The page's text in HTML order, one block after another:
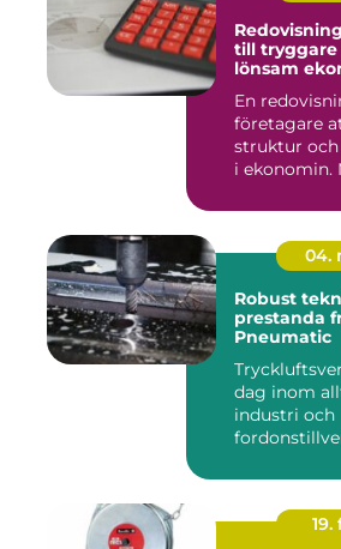
till tryggare
lönsam
En
företagare
struktur
i ekonomin.
04.
Robust
prestanda
Pneumatic
dag inom
industri och
19.